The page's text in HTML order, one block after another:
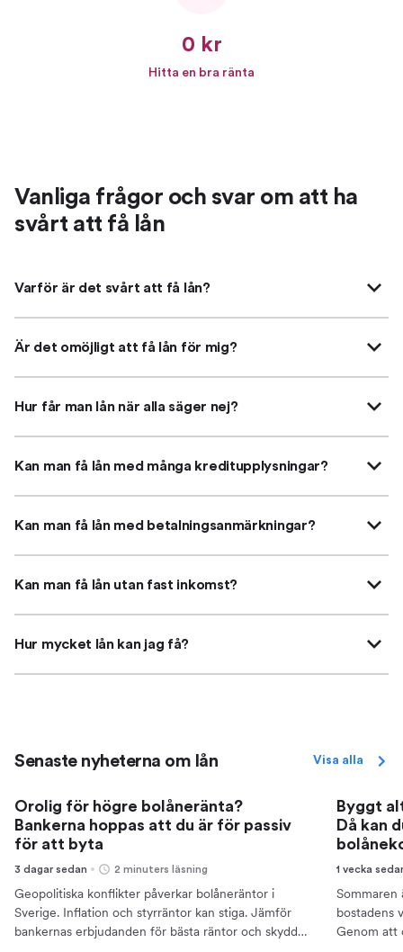
0 kr
Hitta en bra ränta
Vanliga frågor och svar om att ha
svårt att få lån
Varför är det svårt att få lån?
Är det omöjligt att få lån för mig?
Hur får man lån när alla säger nej?
Kan man få lån med många kreditupplysningar?
Kan man få lån med betalningsanmärkningar?
Kan man få lån utan fast inkomst?
Hur mycket lån kan jag få?
Senaste nyheterna om lån Visa alla
Orolig för högre bolåneränta?
Bankerna hoppas att du är för passiv
för att byta
3 dagar sedan 2 minuters läsning
Geopolitiska konflikter påverkar bolåneräntor i
Sverige. Inflation och styrräntor kan stiga. Jämför
bankernas erbjudanden för bästa räntor och skydda
Byggt
Då kan
1 vecka
Sommaren
bostadens
Genom att